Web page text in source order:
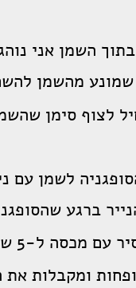
השמן אני
שמונע מהשמן
לצוף סימן
לשמן עם
ברגע
מכסה ל-5 שניות,
ומקבלות